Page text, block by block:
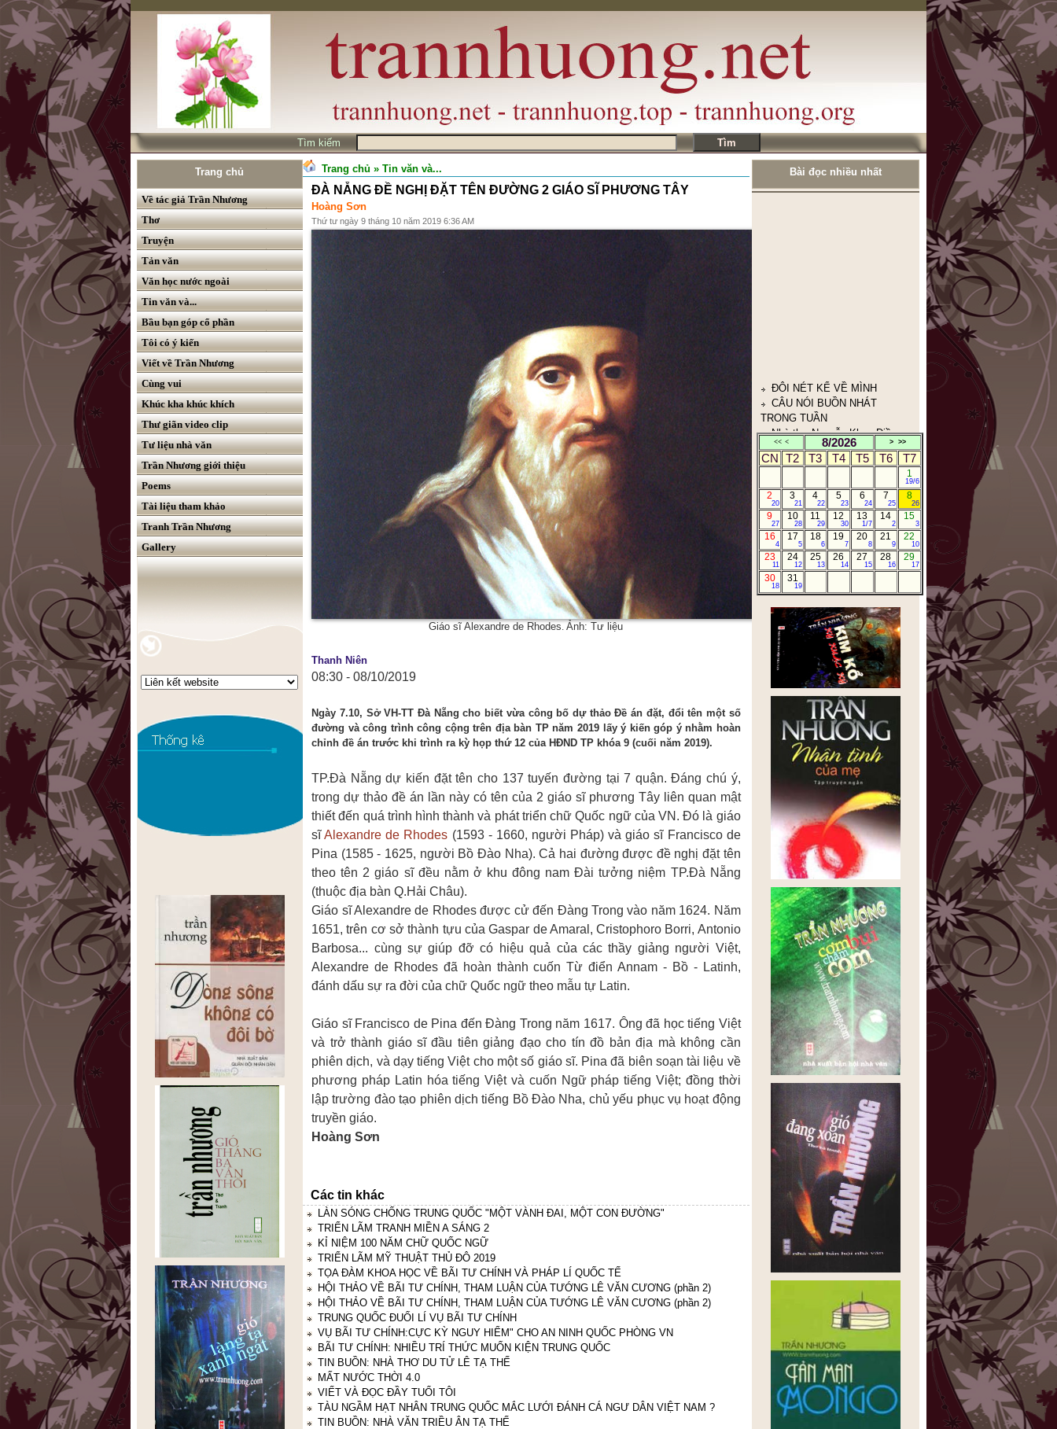
Tìm kiếm
Trang chủ
Về tác giả Trần Nhương
Thơ
Truyện
Tản văn
Văn học nước ngoài
Tin văn và...
Bầu bạn góp cổ phần
Tôi có ý kiến
Viết về Trần Nhương
Cùng vui
Khúc kha khúc khích
Thư giãn video clip
Tư liệu nhà văn
Trần Nhương giới thiệu
Poems
Tài liệu tham khảo
Tranh Trần Nhương
Gallery
Trang chủ » Tin văn và...
ĐÀ NẴNG ĐỀ NGHỊ ĐẶT TÊN ĐƯỜNG 2 GIÁO SĨ PHƯƠNG TÂY
Hoàng Sơn
Thứ tư ngày 9 tháng 10 năm 2019 6:36 AM
Giáo sĩ Alexandre de Rhodes.Ảnh: Tư liệu
Thanh Niên
08:30 - 08/10/2019
Ngày 7.10, Sở VH-TT Đà Nẵng cho biết vừa công bố dự thảo Đề án đặt, đổi tên một số
đường và công trình công cộng trên địa bàn TP năm 2019 lấy ý kiến góp ý nhằm hoàn
chỉnh đề án trước khi trình ra kỳ họp thứ 12 của HĐND TP khóa 9 (cuối năm 2019).
TP.Đà Nẵng dự kiến đặt tên cho 137 tuyến đường tại 7 quận. Đáng chú ý,
trong dự thảo đề án lần này có tên của 2 giáo sĩ phương Tây liên quan mật
thiết đến quá trình hình thành và phát triển chữ Quốc ngữ của VN. Đó là giáo
sĩAlexandre de Rhodes (1593 - 1660, người Pháp) và giáo sĩ Francisco de
Pina (1585 - 1625, người Bồ Đào Nha). Cả hai đường được đề nghị đặt tên
theo tên 2 giáo sĩ đều nằm ở khu đông nam Đài tưởng niệm TP.Đà Nẵng
(thuộc địa bàn Q.Hải Châu).
Giáo sĩ Alexandre de Rhodes được cử đến Đàng Trong vào năm 1624. Năm
1651, trên cơ sở thành tựu của Gaspar de Amaral, Cristophoro Borri, Antonio
Barbosa... cùng sự giúp đỡ có hiệu quả của các thầy giảng người Việt,
Alexandre de Rhodes đã hoàn thành cuốn Từ điển Annam - Bồ - Latinh,
đánh dấu sự ra đời của chữ Quốc ngữ theo mẫu tự Latin.
Giáo sĩ Francisco de Pina đến Đàng Trong năm 1617. Ông đã học tiếng Việt
và trở thành giáo sĩ đầu tiên giảng đạo cho tín đồ bản địa mà không cần
phiên dịch, và dạy tiếng Việt cho một số giáo sĩ. Pina đã biên soạn tài liệu về
phương pháp Latin hóa tiếng Việt và cuốn Ngữ pháp tiếng Việt; đồng thời
lập trường đào tạo phiên dịch tiếng Bồ Đào Nha, chủ yếu phục vụ hoạt động
truyền giáo.
Hoàng Sơn
Các tin khác
LÀN SÓNG CHỐNG TRUNG QUỐC "MỘT VÀNH ĐAI, MỘT CON ĐƯỜNG"
TRIỂN LÃM TRANH MIỀN A SÁNG 2
KỈ NIỆM 100 NĂM CHỮ QUỐC NGỮ
TRIỂN LÃM MỸ THUẬT THỦ ĐÔ 2019
TỌA ĐÀM KHOA HỌC VỀ BÃI TƯ CHÍNH VÀ PHÁP LÍ QUỐC TẾ
HỘI THẢO VỀ BÃI TƯ CHÍNH, THAM LUẬN CỦA TƯỚNG LÊ VĂN CƯƠNG (phần 2)
HỘI THẢO VỀ BÃI TƯ CHÍNH, THAM LUẬN CỦA TƯỚNG LÊ VĂN CƯƠNG (phần 2)
TRUNG QUỐC ĐUỐI LÍ VỤ BÃI TƯ CHÍNH
VỤ BÃI TƯ CHÍNH:CỰC KỲ NGUY HIỂM" CHO AN NINH QUỐC PHÒNG VN
BÃI TƯ CHÍNH: NHIỀU TRÍ THỨC MUỐN KIỆN TRUNG QUỐC
TIN BUỒN: NHÀ THƠ DU TỬ LÊ TẠ THẾ
MẤT NƯỚC THỜI 4.0
VIẾT VÀ ĐỌC ĐẦY TUỔI TÔI
TÀU NGẦM HẠT NHÂN TRUNG QUỐC MẮC LƯỚI ĐÁNH CÁ NGƯ DÂN VIỆT NAM ?
TIN BUỒN: NHÀ VĂN TRIỀU ÂN TẠ THẾ
Bài đọc nhiều nhất
RA TRONG THƠ
HUYỀN THOẠI TẮM TIÊN
TÂY BẮC
ANH BA SÀM TÁI NGỘ
BẢN TIN CỦA TTX VIỆT
NAM
TRẦN NHƯƠNG.COM
NGẮN CỰC HAY
CÁ THÁNG TƯ
NHÂN THỂ DỮ TÂM KINH
(人体与心泾)
<< < 8/2026 > >>
CN T2 T3 T4 T5 T6 T7
1
19/6
2
20
3
21
4
22
5
23
6
24
7
25
8
26
9
27
10
28
11
29
12
30
13
1/7
14
2
15
3
16
4
17
5
18
6
19
7
20
8
21
9
22
10
23
11
24
12
25
13
26
14
27
15
28
16
29
17
30
18
31
19